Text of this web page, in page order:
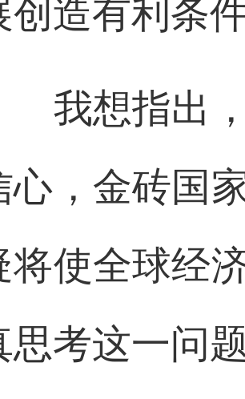
我想指出，
心，金砖国
将使全球经
思考这一问